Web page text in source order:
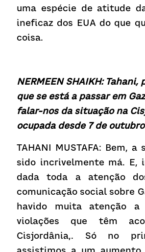
uma espécie de atitude
ineficaz dos EUA do que
coisa.
NERMEEN SHAIKH: Tahani,
que se está a passar em
falar-nos da situação na
ocupada desde 7 de
TAHANI MUSTAFA: Bem,
sido incrivelmente má. E,
dada toda a atenção
comunicação social sobre
havido muita atenção a
violações que têm
Cisjordânia,. Só no